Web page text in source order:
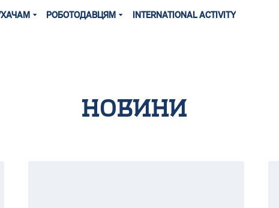
РОБОТОДАВЦЯМ INTERNATIONAL ACTIVITY
Новини